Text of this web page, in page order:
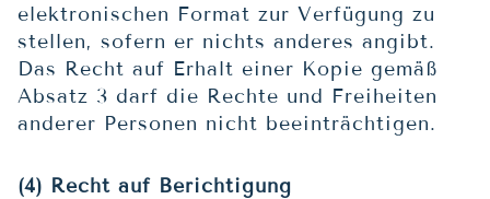
elektronischen Format zur Verfügung zu
stellen, sofern er nichts anderes angibt.
Das Recht auf Erhalt einer Kopie gemäß
Absatz 3 darf die Rechte und Freiheiten
anderer Personen nicht beeinträchtigen.
(4) Recht auf Berichtigung